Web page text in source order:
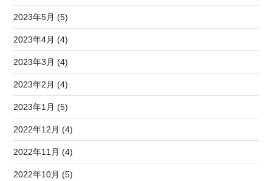
2023年5月 (5)
2023年4月 (4)
2023年3月 (4)
2023年2月 (4)
2023年1月 (5)
2022年12月 (4)
2022年11月 (4)
2022年10月 (5)